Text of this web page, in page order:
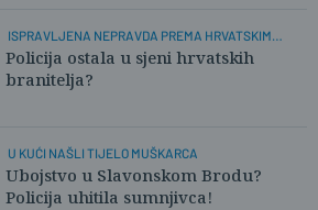
ISPRAVLJENA NEPRAVDA PREMA HRVATSKIM
POLICAJCIMA
Policija ostala u sjeni hrvatskih
branitelja?
U KUĆI NAŠLI TIJELO MUŠKARCA
Ubojstvo u Slavonskom Brodu?
Policija uhitila sumnjivca!